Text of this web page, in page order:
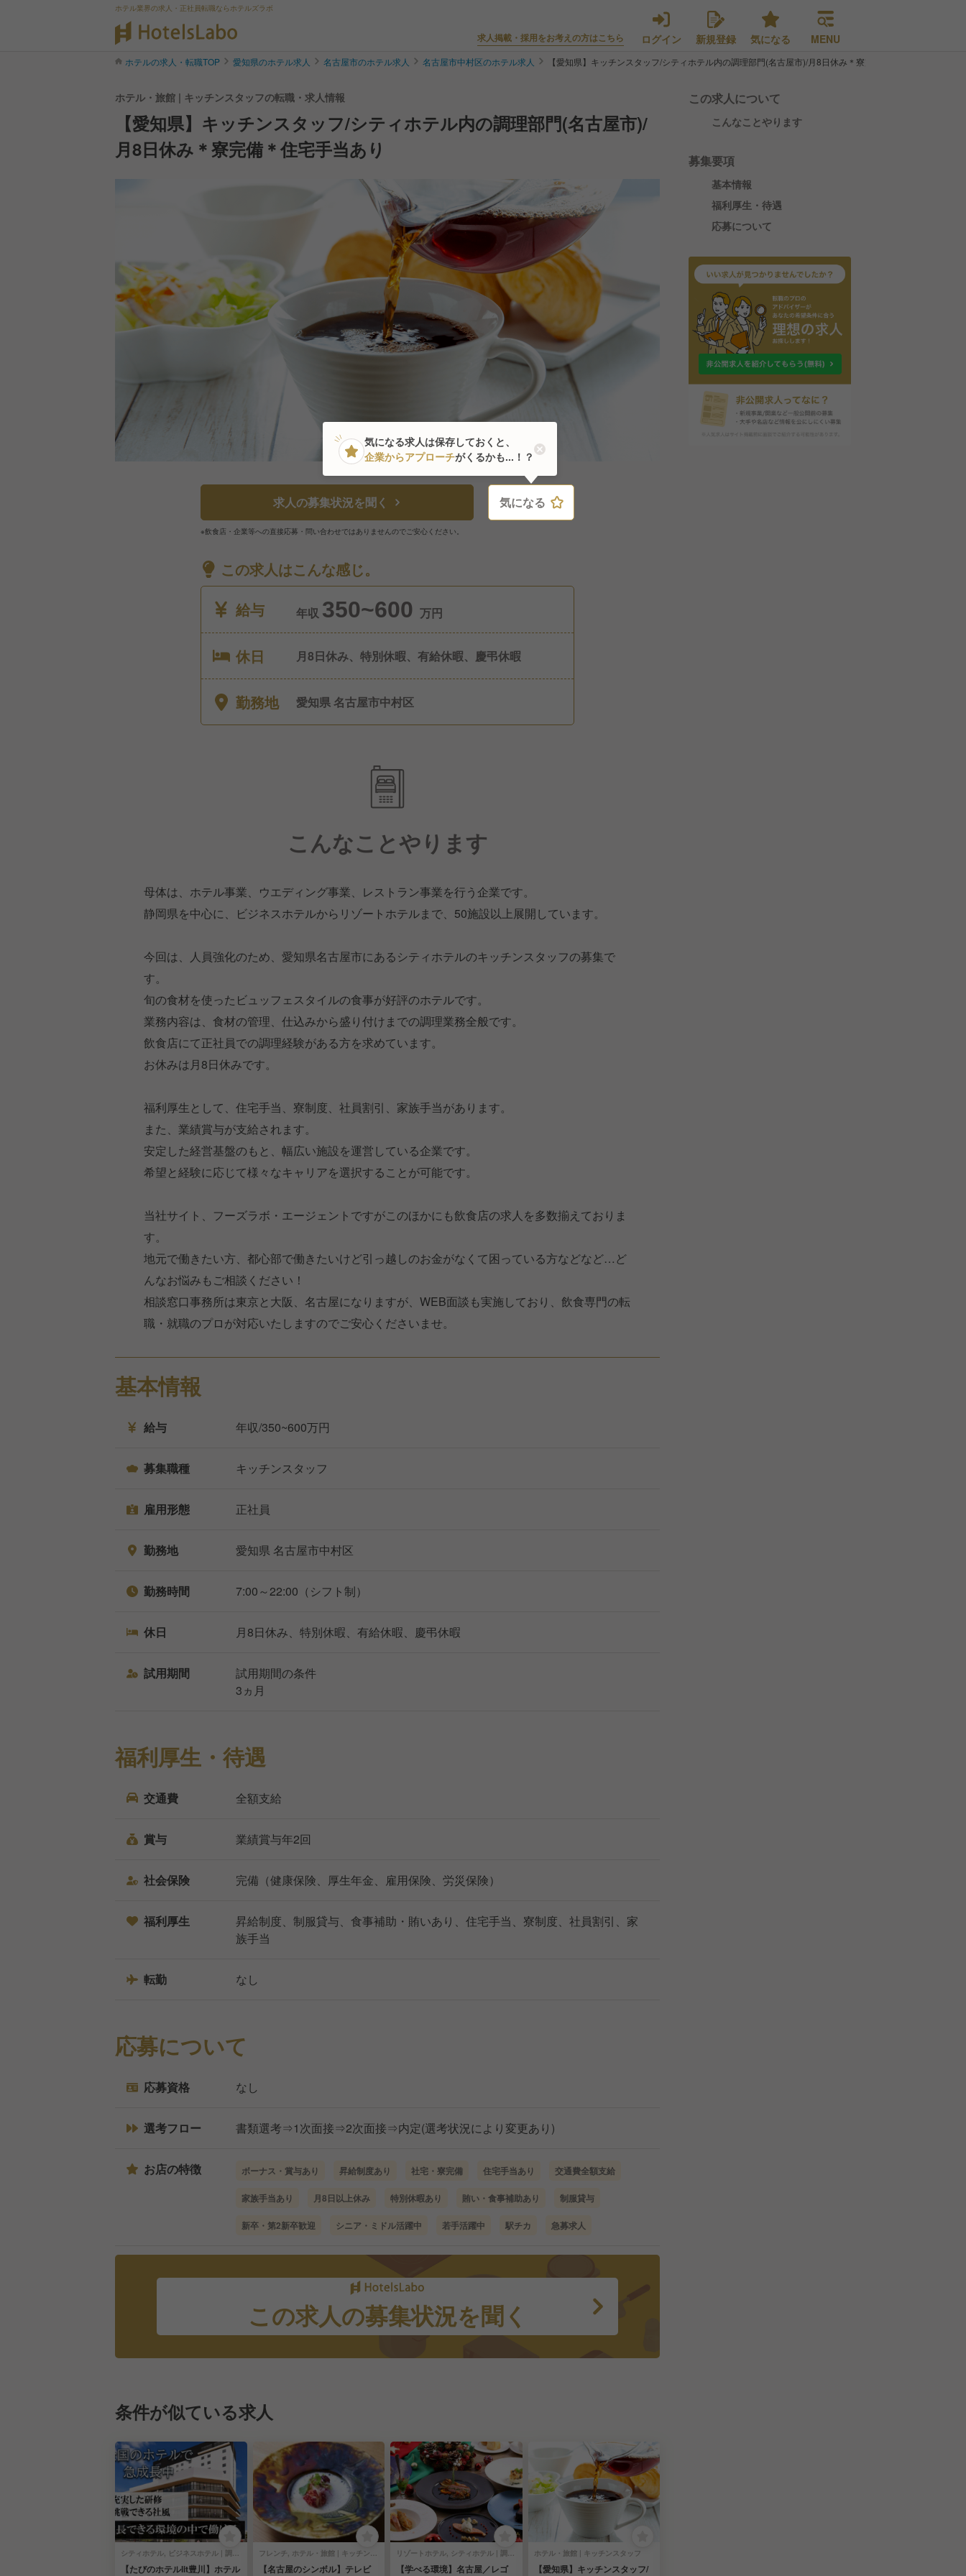
ホテル業界の求人・正社員転職ならホテルズラボ
求人掲載・採用をお考えの方はこちら ログイン 新規登録 気になる MENU
ホテルの求人・転職TOP 愛知県のホテル求人 名古屋市のホテル求人 名古屋市中村区のホテル求人 【愛知県】キッチンスタッフ/シティホテル内の調理部門(名古屋市)/月8日休み＊寮完備＊住宅手当あり
ホテル・旅館 | キッチンスタッフの転職・求人情報
【愛知県】キッチンスタッフ/シティホテル内の調理部門(名古屋市)/
月8日休み＊寮完備＊住宅手当あり
求人の募集状況を聞く 気になる
※飲食店・企業等への直接応募・問い合わせではありませんのでご安心ください。
この求人はこんな感じ。
給与
年収 350~600 万円
休日 月8日休み、特別休暇、有給休暇、慶弔休暇
勤務地 愛知県 名古屋市中村区
こんなことやります
母体は、ホテル事業、ウエディング事業、レストラン事業を行う企業です。
静岡県を中心に、ビジネスホテルからリゾートホテルまで、50施設以上展開しています。
今回は、人員強化のため、愛知県名古屋市にあるシティホテルのキッチンスタッフの募集で
す。
旬の食材を使ったビュッフェスタイルの食事が好評のホテルです。
業務内容は、食材の管理、仕込みから盛り付けまでの調理業務全般です。
飲食店にて正社員での調理経験がある方を求めています。
お休みは月8日休みです。
福利厚生として、住宅手当、寮制度、社員割引、家族手当があります。
また、業績賞与が支給されます。
安定した経営基盤のもと、幅広い施設を運営している企業です。
希望と経験に応じて様々なキャリアを選択することが可能です。
当社サイト、フーズラボ・エージェントですがこのほかにも飲食店の求人を多数揃えておりま
す。
地元で働きたい方、都心部で働きたいけど引っ越しのお金がなくて困っている方などなど…ど
んなお悩みもご相談ください！
相談窓口事務所は東京と大阪、名古屋になりますが、WEB面談も実施しており、飲食専門の転
職・就職のプロが対応いたしますのでご安心くださいませ。
基本情報
給与 年収/350~600万円
募集職種 キッチンスタッフ
雇用形態 正社員
勤務地 愛知県 名古屋市中村区
勤務時間 7:00～22:00（シフト制）
休日 月8日休み、特別休暇、有給休暇、慶弔休暇
試用期間
試用期間の条件
3ヵ月
福利厚生・待遇
交通費 全額支給
賞与 業績賞与年2回
社会保険 完備（健康保険、厚生年金、雇用保険、労災保険）
福利厚生
昇給制度、制服貸与、食事補助・賄いあり、住宅手当、寮制度、社員割引、家
族手当
転勤 なし
応募について
応募資格 なし
選考フロー 書類選考⇒1次面接⇒2次面接⇒内定(選考状況により変更あり)
お店の特徴 ボーナス・賞与あり 昇給制度あり 社宅・寮完備 住宅手当あり 交通費全額支給
家族手当あり 月8日以上休み 特別休暇あり 賄い・食事補助あり 制服貸与
新卒・第2新卒歓迎 シニア・ミドル活躍中 若手活躍中 駅チカ 急募求人
この求人の募集状況を聞く
条件が似ている求人
シティホテル, ビジネスホテル | 調理部門 | キッチンスタッフ
【たびのホテルlit豊川】ホテル
フレンチ, ホテル・旅館 | キッチンスタッフ
【名古屋のシンボル】テレビ
リゾートホテル, シティホテル | 調理部門 | キッチンスタッフ
【学べる環境】名古屋／レゴ
ホテル・旅館 | キッチンスタッフ
【愛知県】キッチンスタッフ/
この求人について
こんなことやります
募集要項
基本情報
福利厚生・待遇
応募について
気になる
気になる求人は保存しておくと、
企業からアプローチがくるかも...！？